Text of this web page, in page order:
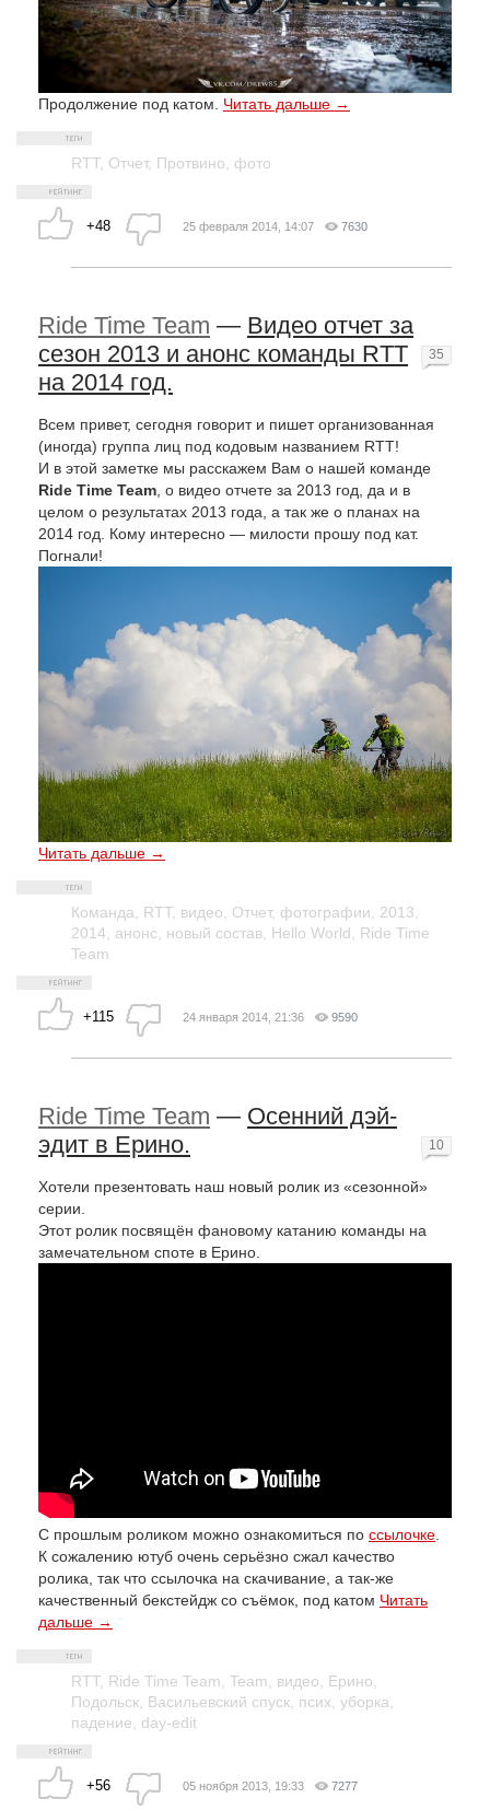
Продолжение под катом. Читать дальше →
RTT, Отчет, Протвино фото
+48 25 февраля 2014, 14:07 7630
Ride Time Team — Видео отчет за
сезон 2013 и анонс команды RTT
на 2014 год.
Всем привет, сегодня говорит и пишет организованная
(иногда) группа лиц под кодовым названием RTT!
И в этой заметке мы расскажем Вам о нашей команде
Ride Time Team , о видео отчете за 2013 год, да и в
целом о результатах 2013 года, а так же о планах на
2014 год. Кому интересно — милости прошу под кат.
Погнали!
Читать дальше →
Команда RTT, видео Отчет, фотографии 2013
2014
анонс новый состав Hello World
Ride Time
Team
+115
35
24 января 2014, 21:36 9590
Ride Time Team — Осенний дэй-
эдит в Ерино.
Хотели презентовать наш новый ролик из «сезонной»
серии.
Этот ролик посвящён фановому катанию команды на
замечательном споте в Ерино.
С прошлым роликом можно ознакомиться по ссылочке
К сожалению ютуб очень серьёзно сжал качество
ролика, так что ссылочка на скачивание, а так-же
качественный бекстейдж со съёмок, под катом Читать
дальше →
RTT, Ride Time Team Team видео Ерино
Подольск Васильевский спуск псих уборка
падение
day-edit
+56
10
05 ноября 2013, 19:33 7277